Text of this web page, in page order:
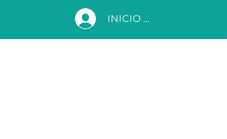
INICIO DE SESIÓN